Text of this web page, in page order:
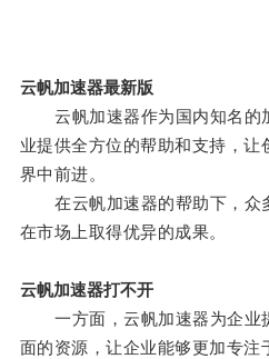
云帆加速器最新版
云帆加速器作为国内知名的
业提供全方位的帮助和支持，让
界中前进。
在云帆加速器的帮助下，众
在市场上取得优异的成果。
云帆加速器打不开
一方面，云帆加速器为企业
面的资源，让企业能够更加专注